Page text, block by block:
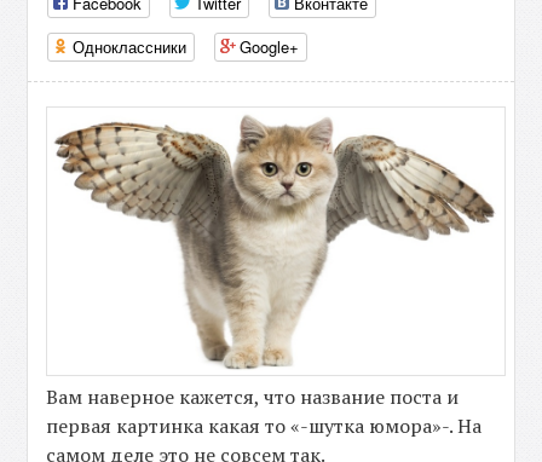
Одноклассники
Google+
Вам наверное кажется, что название поста и
первая картинка какая то «-шутка юмора»-. На
самом деле это не совсем так.